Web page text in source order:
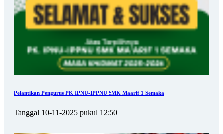
Pelantikan Pengurus PK IPNU-IPPNU SMK Maarif 1 Semaka
Tanggal 10-11-2025 pukul 12:50